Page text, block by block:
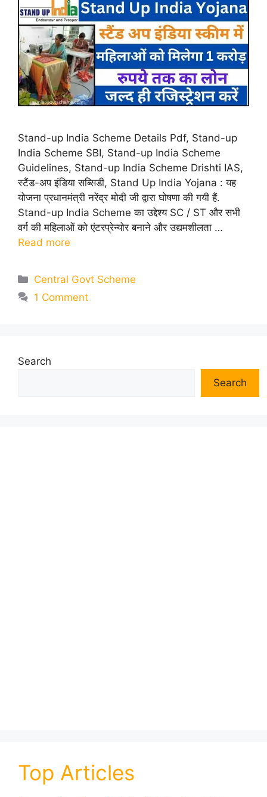
Stand-up India Scheme Details Pdf, Stand-up
India Scheme SBI, Stand-up India Scheme
Guidelines, Stand-up India Scheme Drishti IAS,
स्टैंड-अप इंडिया सब्सिडी, Stand Up India Yojana : यह
योजना प्रधानमंत्री नरेंद्र मोदी जी द्वारा घोषणा की गयी हैं.
Stand-up India Scheme का उद्देश्य SC / ST और सभी
वर्ग की महिलाओं को एंटरप्रेन्योर बनाने और उद्यमशीलता …
Read more
Categories
Central Govt Scheme
1 Comment
Search
Search
Top Articles